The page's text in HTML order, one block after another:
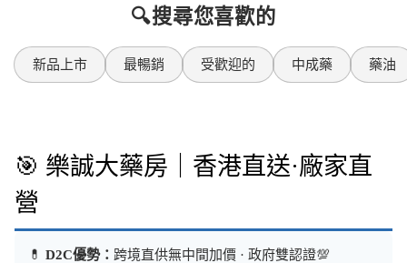
🔍搜尋您喜歡的
新品上市 最暢銷 受歡迎的 中成藥 藥油
🎯 樂誠大藥房｜香港直送·廠家直
營
💊 D2C優勢： 跨境直供無中間加價 · 政府雙認證💯